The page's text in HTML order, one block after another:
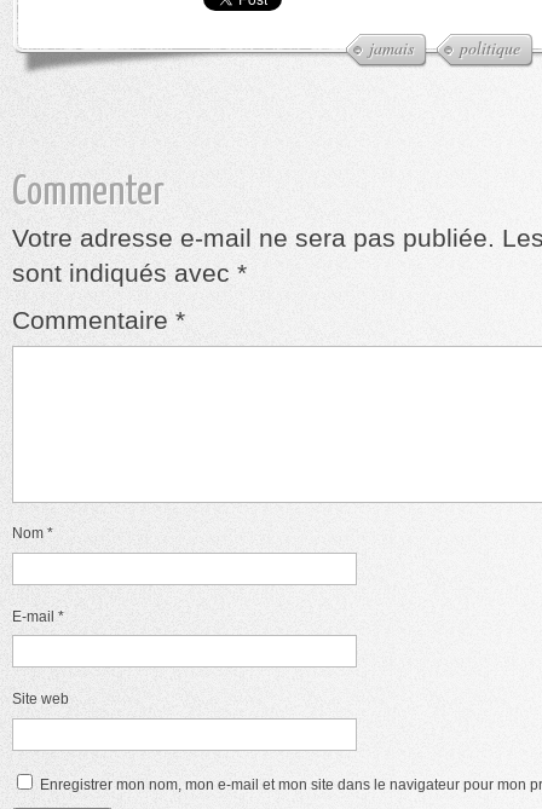
jamais politique
Commenter
Votre adresse e-mail ne sera pas publiée.
sont indiqués avec *
Commentaire *
Nom *
E-mail *
Site web
Enregistrer mon nom, mon e-mail et mon site dans le navigateur pour mon